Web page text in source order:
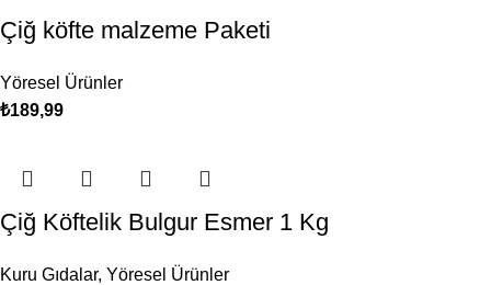
Çiğ köfte malzeme Paketi
Yöresel Ürünler
₺189,99
Çiğ Köftelik Bulgur Esmer 1 Kg
Kuru Gıdalar, Yöresel Ürünler